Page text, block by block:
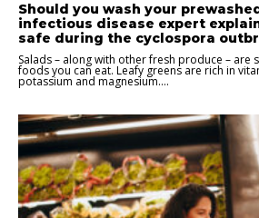
Should you wash your
infectious disease expert
safe during the cyclospora
Salads – along with other fresh produce – are
foods you can eat. Leafy greens are rich in
potassium and magnesium....